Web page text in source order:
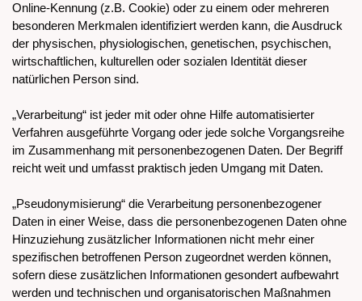
Online-Kennung (z.B. Cookie) oder zu einem oder mehreren
besonderen Merkmalen identifiziert werden kann, die Ausdruck
der physischen, physiologischen, genetischen, psychischen,
wirtschaftlichen, kulturellen oder sozialen Identität dieser
natürlichen Person sind.
„Verarbeitung“ ist jeder mit oder ohne Hilfe automatisierter
Verfahren ausgeführte Vorgang oder jede solche Vorgangsreihe
im Zusammenhang mit personenbezogenen Daten. Der Begriff
reicht weit und umfasst praktisch jeden Umgang mit Daten.
„Pseudonymisierung“ die Verarbeitung personenbezogener
Daten in einer Weise, dass die personenbezogenen Daten ohne
Hinzuziehung zusätzlicher Informationen nicht mehr einer
spezifischen betroffenen Person zugeordnet werden können,
sofern diese zusätzlichen Informationen gesondert aufbewahrt
werden und technischen und organisatorischen Maßnahmen